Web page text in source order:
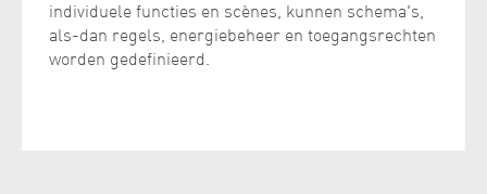
individuele functies en scènes, kunnen schema's,
als-dan regels, energiebeheer en toegangsrechten
worden gedefinieerd.